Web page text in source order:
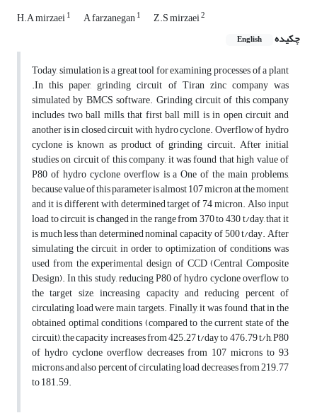
H.A mirzaei1 A farzanegan1 Z.S mirzaei2
چکیده English
Today, simulation is a great tool for examining processes of a plant
.In this paper, grinding circuit of Tiran zinc company was
simulated by BMCS software. Grinding circuit of this company
includes two ball mills, that first ball mill is in open circuit and
another is in closed circuit with hydro cyclone. Overflow of hydro
cyclone is known as product of grinding circuit. After initial
studies on circuit of this company, it was found that high value of
P80 of hydro cyclone overflow is a One of the main problems,
because value of this parameter is almost 107 micron at the moment
and it is different with determined target of 74 micron. Also input
load to circuit is changed in the range from 370 to 430 t/day, that it
is much less than determined nominal capacity of 500 t/day. After
simulating the circuit, in order to optimization of conditions was
used from the experimental design of CCD (Central Composite
Design). In this study, reducing P80 of hydro cyclone overflow to
the target size, increasing capacity and reducing percent of
circulating load were main targets. Finally, it was found, that in the
obtained optimal conditions (compared to the current state of the
circuit), the capacity increases from 425.27 t/day to 476.79 t/h, P80
of hydro cyclone overflow decreases from 107 microns to 93
microns and also percent of circulating load decreases from 219.77
to 181.59.